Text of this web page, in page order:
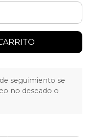
seguimiento se
no deseado o